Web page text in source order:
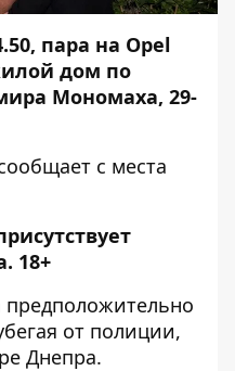
пара на Opel
дом по
Мономаха, 29-
с места
18+
от полиции,
Днепра.